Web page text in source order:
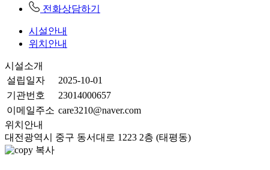
전화상담하기
시설안내
위치안내
시설소개
설립일자
2025-10-01
기관번호
23014000657
이메일주소 care3210@naver.com
위치안내
대전광역시 중구 동서대로 1223 2층 (태평동)
복사